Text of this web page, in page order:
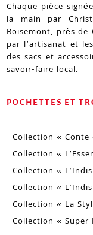
Chaque pièce signée
la main par
Boisemont, près de
par l’artisanat et
des sacs et
savoir-faire local.
POCHETTES ET
Collection « Conte
Collection «
Collection «
Collection «
Collection « La
Collection « Super